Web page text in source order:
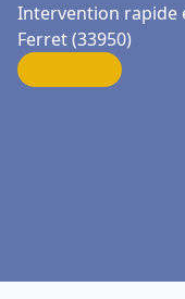
Intervention rapide
Ferret (33950)